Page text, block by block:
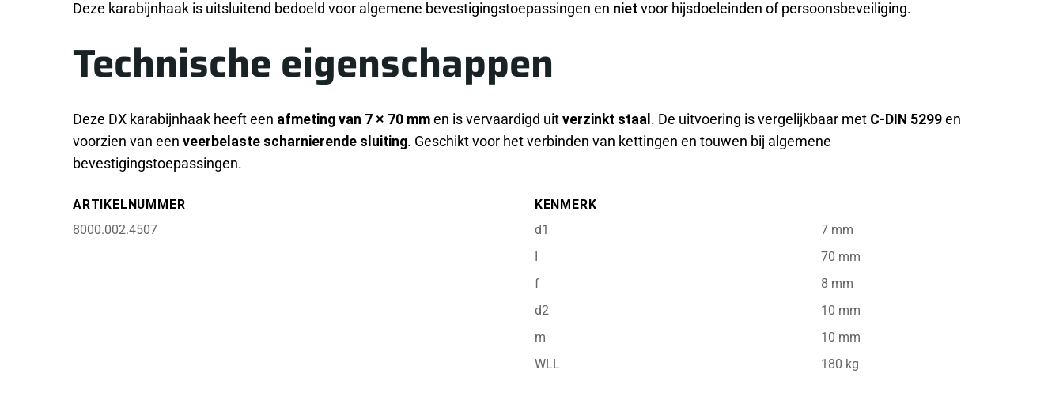
Deze karabijnhaak is uitsluitend bedoeld voor algemene bevestigingstoepassingen en niet voor hijsdoeleinden of persoonsbeveiliging.
Technische eigenschappen
Deze DX karabijnhaak heeft een afmeting van 7 × 70 mm en is vervaardigd uit verzinkt staal . De uitvoering is vergelijkbaar met C-DIN 5299 en
voorzien van een veerbelaste scharnierende sluiting. Geschikt voor het verbinden van kettingen en touwen bij algemene
bevestigingstoepassingen.
ARTIKELNUMMER
KENMERK
8000.002.4507
d1
7 mm
I
70 mm
f
8 mm
d2
10 mm
m
10 mm
WLL
180 kg